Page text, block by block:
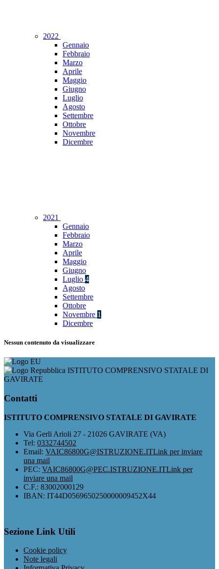
2022
Gennaio
Febbraio
Marzo
Aprile
Maggio
Giugno
Luglio
Agosto
Settembre
Ottobre
Novembre
Dicembre
2021
Gennaio
Febbraio
Marzo
Aprile
Maggio
Giugno
Luglio 4
Agosto
Settembre
Ottobre
Novembre 1
Dicembre
Nessun contenuto da visualizzare
ISTITUTO COMPRENSIVO STATALE DI
GAVIRATE
Contatti
ISTITUTO COMPRENSIVO STATALE DI GAVIRATE
Via Gerli Arioli 27 - 21026 GAVIRATE (VA)
Tel: 0332744502
Email: VAIC86800G@ISTRUZIONE.ITLink per inviare
una mail
PEC: VAIC86800G@PEC.ISTRUZIONE.ITLink per
inviare una mail
C.F.: 83002000129
IBAN: IT44D0569650250000009452X44
Sezione Link Utili
Cookie policy
Note legali